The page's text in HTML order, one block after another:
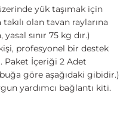
yük taşımak için
olan tavan raylarına
sınır 75 kg dır.)
profesyonel bir destek
Paket İçeriği 2 Adet
göre aşağıdaki gibidir.)
yardımcı bağlantı kiti.